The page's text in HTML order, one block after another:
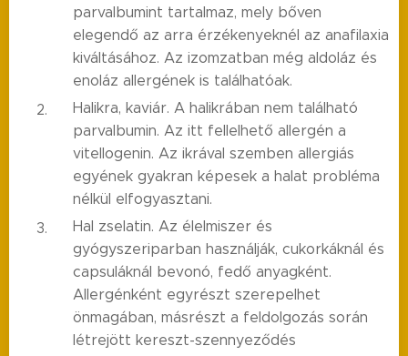
parvalbumint tartalmaz, mely bőven
elegendő az arra érzékenyeknél az anafilaxia
kiváltásához. Az izomzatban még aldoláz és
enoláz allergének is találhatóak.
Halikra, kaviár. A halikrában nem található
parvalbumin. Az itt fellelhető allergén a
vitellogenin. Az ikrával szemben allergiás
egyének gyakran képesek a halat probléma
nélkül elfogyasztani.
Hal zselatin. Az élelmiszer és
gyógyszeriparban használják, cukorkáknál és
capsuláknál bevonó, fedő anyagként.
Allergénként egyrészt szerepelhet
önmagában, másrészt a feldolgozás során
létrejött kereszt-szennyeződés